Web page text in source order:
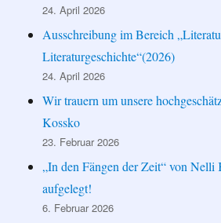
24. April 2026
Ausschreibung im Bereich
Literaturgeschichte“(2026)
24. April 2026
Wir trauern um unsere
Kossko
23. Februar 2026
„In den Fängen der Zeit“ von Nelli
aufgelegt!
6. Februar 2026